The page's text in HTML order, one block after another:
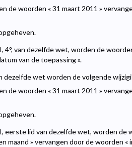
de woorden « 31 maart 2011 »
4°, van dezelfde wet, worden de
van de toepassing ».
dezelfde wet worden de volgende
de woorden « 31 maart 2011 »
eerste lid van dezelfde wet, worden de
maand » vervangen door de woorden